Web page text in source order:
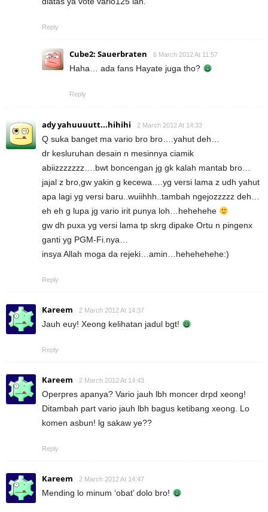
Reply
Cube2: Sauerbraten 6 March 2012 At 11:57
Haha… ada fans Hayate juga tho?
Reply
ady yahuuuutt...hihihi 2 March 2012 At 14:33
Q suka banget ma vario bro bro….yahut deh…
dr kesluruhan desain n mesinnya ciamik
abiizzzzzzz….bwt boncengan jg gk kalah mantab bro…
jajal z bro,gw yakin g kecewa….yg versi lama z udh yahut
apa lagi yg versi baru..wuiihhh..tambah ngejozzzzz deh…
eh eh g lupa jg vario irit punya loh…hehehehe
gw dh puxa yg versi lama tp skrg dipake Ortu n pingenx
ganti yg PGM-Fi.nya…
insya Allah moga da rejeki…amin…hehehehehe:)
Reply
Kareem 2 March 2012 At 14:37
Jauh euy! Xeong kelihatan jadul bgt!
Reply
Kareem 2 March 2012 At 14:43
Operpres apanya? Vario jauh lbh moncer drpd xeong!
Ditambah part vario jauh lbh bagus ketibang xeong. Lo
komen asbun! lg sakaw ye??
Reply
Kareem 2 March 2012 At 14:47
Mending lo minum ‘obat’ dolo bro!